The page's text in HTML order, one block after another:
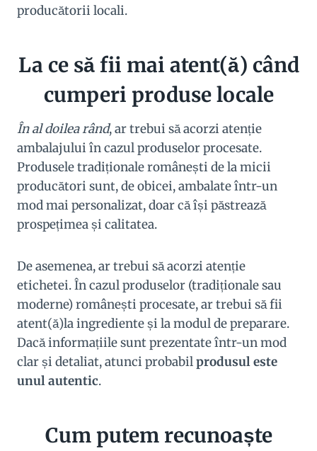
producătorii locali.
La ce să fii mai atent(ă) când
cumperi produse locale
În al doilea rând, ar trebui să acorzi atenție
ambalajului în cazul produselor procesate.
Produsele tradiționale românești de la micii
producători sunt, de obicei, ambalate într-un
mod mai personalizat, doar că își păstrează
prospețimea și calitatea.
De asemenea, ar trebui să acorzi atenție
etichetei. În cazul produselor (tradiționale sau
moderne) românești procesate, ar trebui să fii
atent(ă)la ingrediente și la modul de preparare.
Dacă informațiile sunt prezentate într-un mod
clar și detaliat, atunci probabilprodusul este
unul autentic.
Cum putem recunoaște